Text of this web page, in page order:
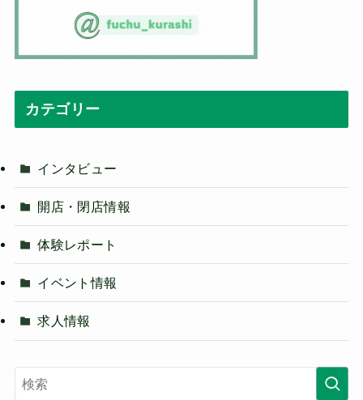
カテゴリー
インタビュー
開店・閉店情報
体験レポート
イベント情報
求人情報